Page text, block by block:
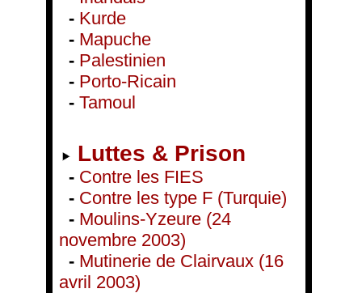
- Kurde
- Mapuche
- Palestinien
- Porto-Ricain
- Tamoul
Luttes & Prison
- Contre les FIES
- Contre les type F (Turquie)
- Moulins-Yzeure (24
novembre 2003)
- Mutinerie de Clairvaux (16
avril 2003)